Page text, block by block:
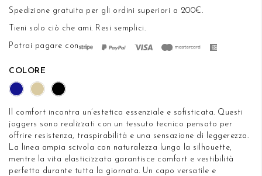
Spedizione gratuita per gli ordini superiori a 200€.
Tieni solo ciò che ami. Resi semplici.
Potrai pagare con
COLORE
Il comfort incontra un’estetica essenziale e sofisticata. Questi
joggers sono realizzati con un tessuto tecnico pensato per
offrire resistenza, traspirabilità e una sensazione di leggerezza.
La linea ampia scivola con naturalezza lungo la silhouette,
mentre la vita elasticizzata garantisce comfort e vestibilità
perfetta durante tutta la giornata. Un capo versatile e